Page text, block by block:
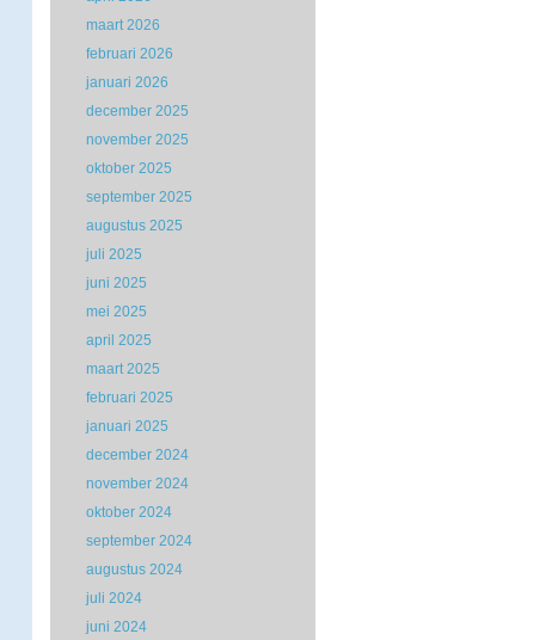
maart 2026
februari 2026
januari 2026
december 2025
november 2025
oktober 2025
september 2025
augustus 2025
juli 2025
juni 2025
mei 2025
april 2025
maart 2025
februari 2025
januari 2025
december 2024
november 2024
oktober 2024
september 2024
augustus 2024
juli 2024
juni 2024